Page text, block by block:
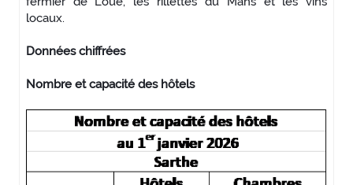
locaux.
Données chiffrées
Nombre et capacité des hôtels